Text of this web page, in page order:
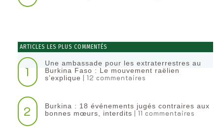
ARTICLES LES PLUS COMMENTÉS
1
Une ambassade pour les extraterrestres au
Burkina Faso : Le mouvement raëlien
s’explique | 12 commentaires
2
Burkina : 18 événements jugés contraires aux
bonnes mœurs, interdits | 11 commentaires